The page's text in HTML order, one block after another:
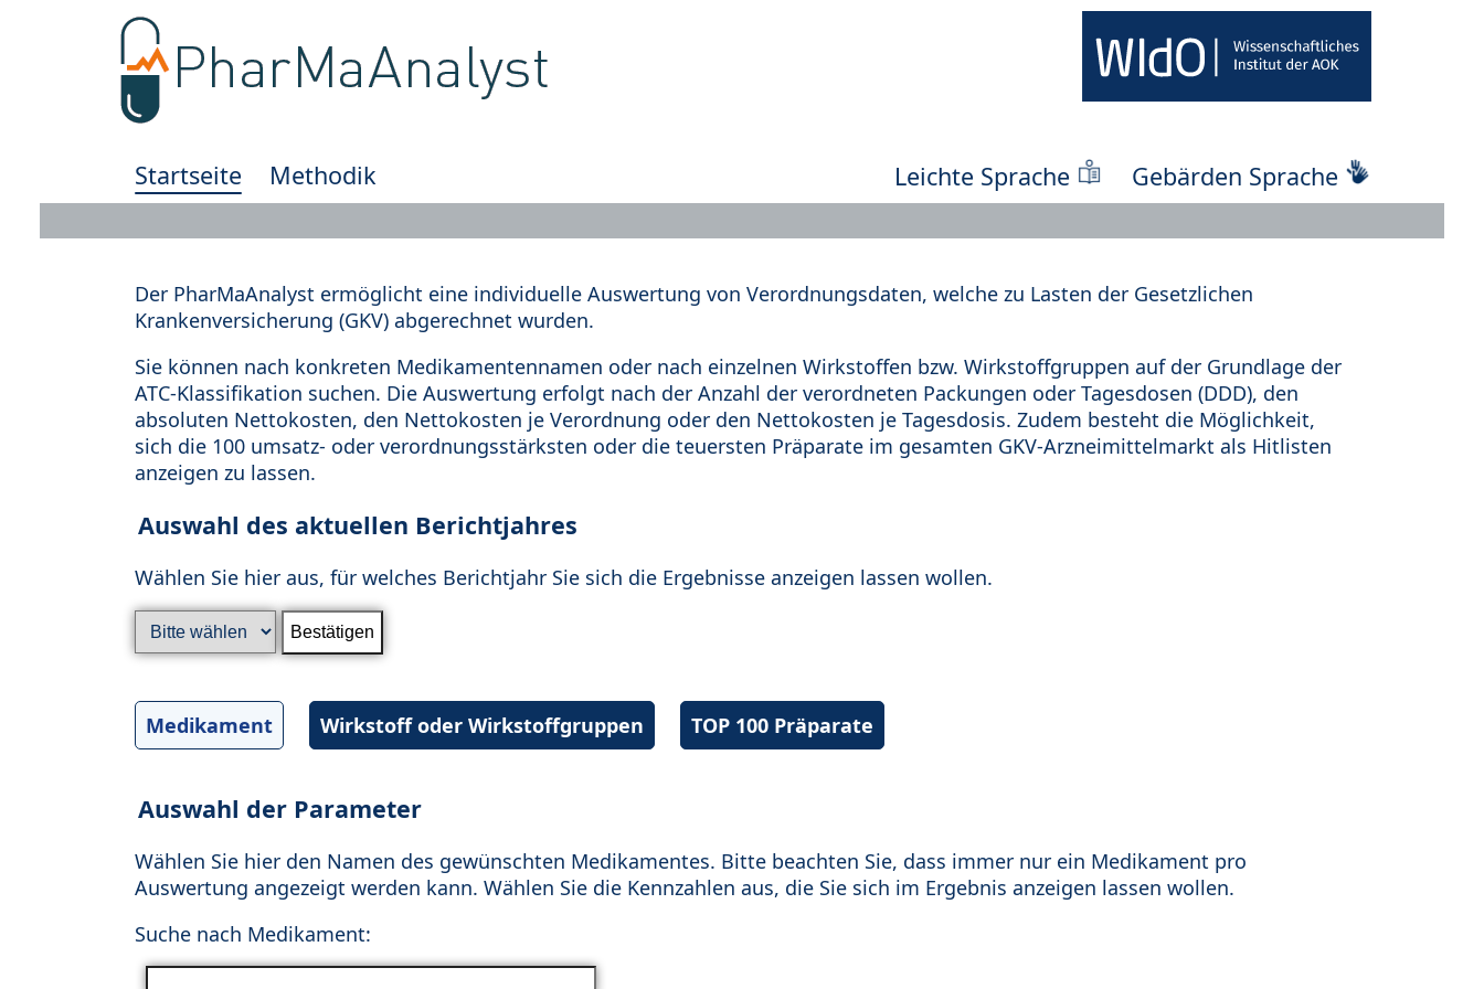
Startseite Methodik Leichte Sprache Gebärden Sprache
Der PharMaAnalyst ermöglicht eine individuelle Auswertung von Verordnungsdaten, welche zu Lasten der Gesetzlichen
Krankenversicherung (GKV) abgerechnet wurden.
Sie können nach konkreten Medikamentennamen oder nach einzelnen Wirkstoffen bzw. Wirkstoffgruppen auf der Grundlage der
ATC-Klassifikation suchen. Die Auswertung erfolgt nach der Anzahl der verordneten Packungen oder Tagesdosen (DDD), den
absoluten Nettokosten, den Nettokosten je Verordnung oder den Nettokosten je Tagesdosis. Zudem besteht die Möglichkeit,
sich die 100 umsatz- oder verordnungsstärksten oder die teuersten Präparate im gesamten GKV-Arzneimittelmarkt als Hitlisten
anzeigen zu lassen.
Auswahl des aktuellen Berichtjahres
Wählen Sie hier aus, für welches Berichtjahr Sie sich die Ergebnisse anzeigen lassen wollen.
Medikament Wirkstoff oder Wirkstoffgruppen TOP 100 Präparate
Auswahl der Parameter
Wählen Sie hier den Namen des gewünschten Medikamentes. Bitte beachten Sie, dass immer nur ein Medikament pro
Auswertung angezeigt werden kann. Wählen Sie die Kennzahlen aus, die Sie sich im Ergebnis anzeigen lassen wollen.
Suche nach Medikament: